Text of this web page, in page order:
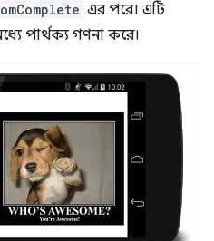
এর পরে। এটি
পার্থক্য গণনা করে।